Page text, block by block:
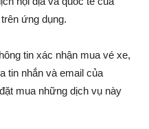
ứng dụng.
tin xác nhận mua vé xe,
tin nhắn và email của
mua những dịch vụ này